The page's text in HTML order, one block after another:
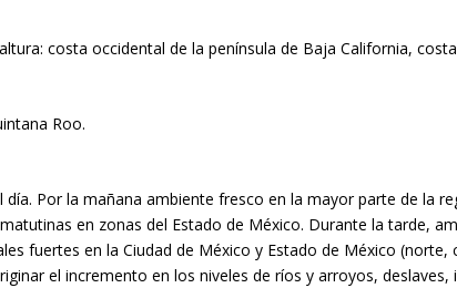
costa occidental de la península de Baja California,
Roo.
Por la mañana ambiente fresco en la mayor parte de la
en zonas del Estado de México. Durante la tarde,
fuertes en la Ciudad de México y Estado de México
el incremento en los niveles de ríos y arroyos,